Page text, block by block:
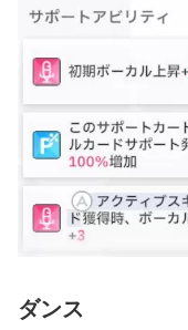
ダンス